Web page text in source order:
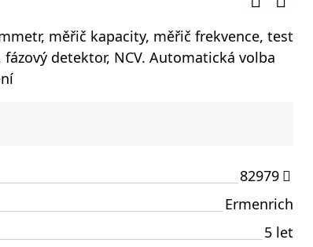
měřič kapacity, měřič frekvence, test
detektor, NCV. Automatická volba
82979
Ermenrich
5 let